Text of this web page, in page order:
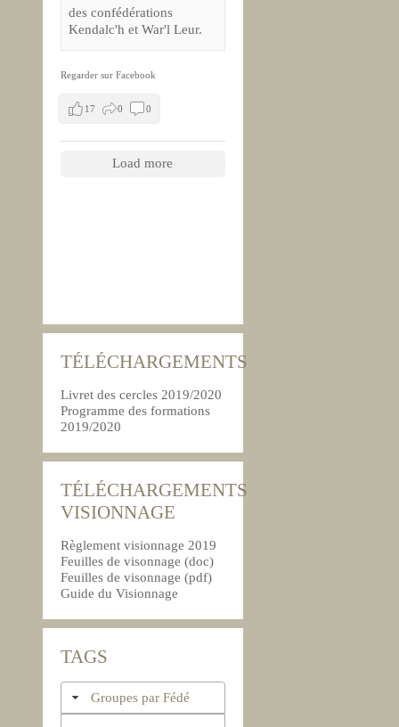
des confédérations
Kendalc'h et War'l Leur.
Regarder sur Facebook
17 0 0
Load more
TÉLÉCHARGEMENTS
Livret des cercles 2019/2020
Programme des formations
2019/2020
TÉLÉCHARGEMENTS
VISIONNAGE
Règlement visionnage 2019
Feuilles de visonnage (doc)
Feuilles de visonnage (pdf)
Guide du Visionnage
TAGS
Groupes par Fédé